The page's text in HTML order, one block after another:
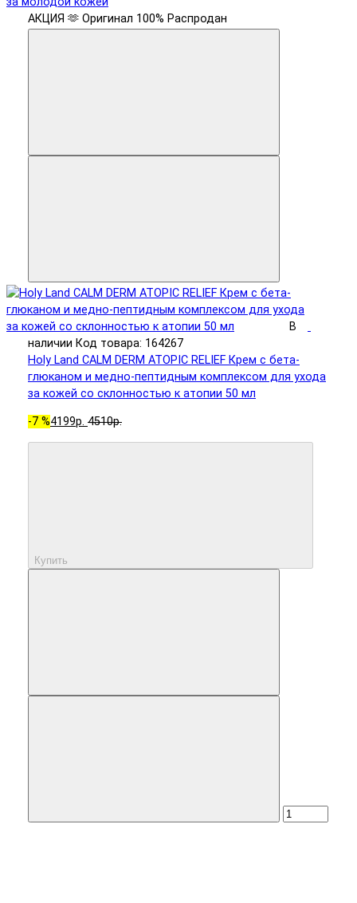
АКЦИЯ 🫶 Оригинал 100% Распродан
В
наличии Код товара: 164267
Holy Land CALM DERM ATOPIC RELIEF Крем с бета-
глюканом и медно-пептидным комплексом для ухода
за кожей со склонностью к атопии 50 мл
-7 %4199р. 4510р.
Купить